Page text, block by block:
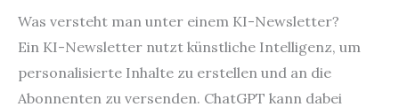
Was versteht man unter einem KI-Newsletter?
Ein KI-Newsletter nutzt künstliche Intelligenz, um
personalisierte Inhalte zu erstellen und an die
Abonnenten zu versenden. ChatGPT kann dabei